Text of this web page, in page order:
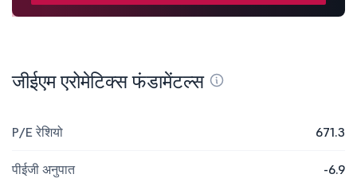
जीईएम एरोमेटिक्स फंडामेंटल्स
P/E रेशियो 671.3
पीईजी अनुपात -6.9